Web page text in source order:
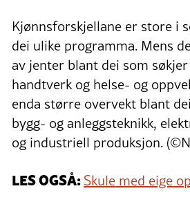
Kjønnsforskjellane er store i
dei ulike programma. Mens
av jenter blant dei som
handtverk og helse- og
enda større overvekt blant
bygg- og anleggsteknikk,
og industriell produksjon.
LES OGSÅ:Skule med eige